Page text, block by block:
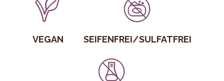
VEGAN SEIFENFREI/SULFATFREI